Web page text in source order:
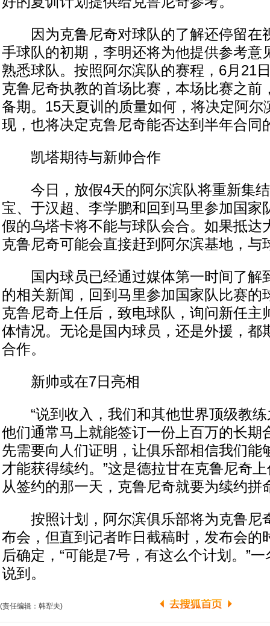
因为克鲁尼奇对球队的了解还停留在
手球队的初期，李明还将为他提供参考意
熟悉球队。按照阿尔滨队的赛程，6月21
克鲁尼奇执教的首场比赛，本场比赛之前
备期。15天夏训的质量如何，将决定阿尔
现，也将决定克鲁尼奇能否达到半年合同
凯塔期待与新帅合作
今日，放假4天的阿尔滨队将重新集结
宝、于汉超、李学鹏和回到马里参加国家
假的乌塔卡将不能与球队会合。如果抵达
克鲁尼奇可能会直接赶到阿尔滨基地，与
国内球员已经通过媒体第一时间了解
的相关新闻，回到马里参加国家队比赛的
克鲁尼奇上任后，致电球队，询问新任主
体情况。无论是国内球员，还是外援，都
合作。
新帅或在7日亮相
“说到收入，我们和其他世界顶级教练
他们通常马上就能签订一份上百万的长期
先需要向人们证明，让俱乐部相信我们能
才能获得续约。”这是德拉甘在克鲁尼奇
从签约的那一天，克鲁尼奇就要为续约拼
按照计划，阿尔滨俱乐部将为克鲁尼
布会，但直到记者昨日截稿时，发布会的
后确定，“可能是7号，有这么个计划。”
说到。
(责任编辑：韩犁夫)